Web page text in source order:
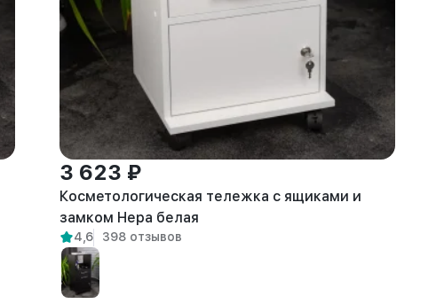
3 623 ₽
Косметологическая тележка с ящиками и
замком Нера белая
4,6 398 отзывов